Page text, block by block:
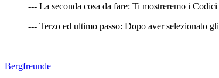
--- La seconda cosa da fare: Ti mostreremo i
--- Terzo ed ultimo passo: Dopo aver selezionato
Bergfreunde